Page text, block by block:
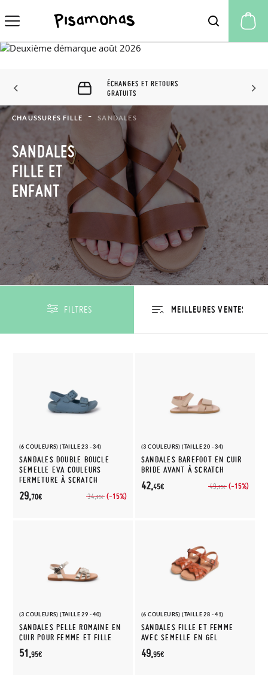
ÉCHANGES ET RETOURS 60
JOURS
CHAUSSURES FILLE SANDALES
SANDALES
FILLE ET
ENFANT
FILTRES
(6 COULEURS) (TAILLE 23 - 34)
SANDALES DOUBLE BOUCLE
SEMELLE EVA COULEURS
FERMETURE À SCRATCH
34,95€ (-15%)
29,70€
(3 COULEURS) (TAILLE 20 - 34)
SANDALES BAREFOOT EN CUIR
BRIDE AVANT À SCRATCH
49,95€ (-15%)
42,45€
(3 COULEURS) (TAILLE 29 - 40)
SANDALES PELLE ROMAINE EN
CUIR POUR FEMME ET FILLE
51,95€
(6 COULEURS) (TAILLE 28 - 41)
SANDALES FILLE ET FEMME
AVEC SEMELLE EN GEL
49,95€